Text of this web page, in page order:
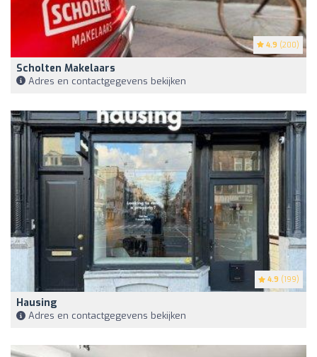
4.9 (200)
Scholten Makelaars
Adres en contactgegevens bekijken
4.9 (199)
Hausing
Adres en contactgegevens bekijken